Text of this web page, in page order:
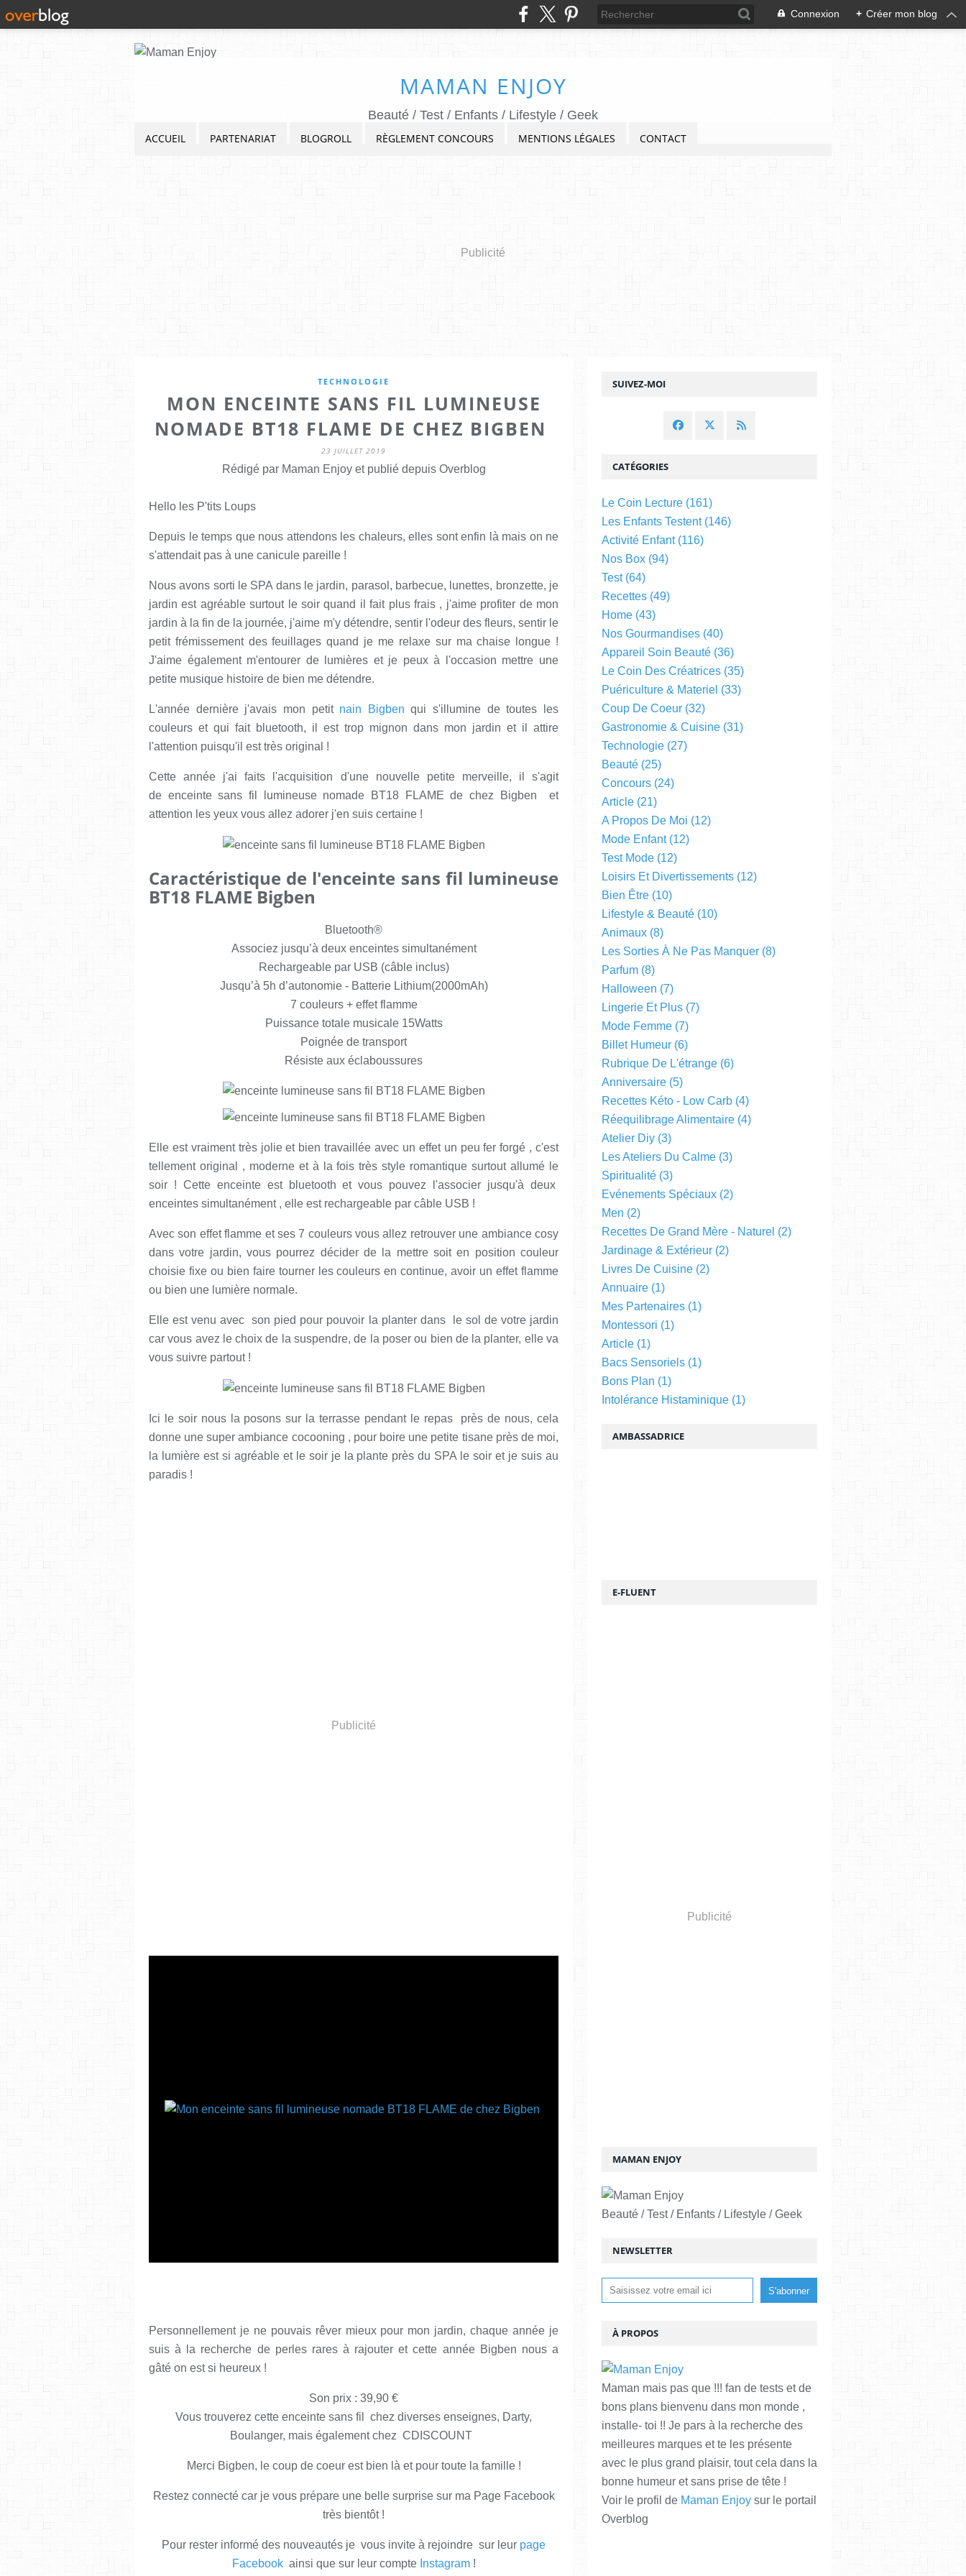
Connexion + Créer mon blog
MAMAN ENJOY
Beauté / Test / Enfants / Lifestyle / Geek
ACCUEIL PARTENARIAT BLOGROLL RÈGLEMENT CONCOURS MENTIONS LÉGALES CONTACT
Publicité
TECHNOLOGIE
MON ENCEINTE SANS FIL LUMINEUSE
NOMADE BT18 FLAME DE CHEZ BIGBEN
23 JUILLET 2019
Rédigé par Maman Enjoy et publié depuis Overblog
Hello les P'tits Loups
Depuis le temps que nous attendons les chaleurs, elles sont enfin là mais on ne
s'attendait pas à une canicule pareille !
Nous avons sorti le SPA dans le jardin, parasol, barbecue, lunettes, bronzette, je
jardin est agréable surtout le soir quand il fait plus frais , j'aime profiter de mon
jardin à la fin de la journée, j'aime m'y détendre, sentir l'odeur des fleurs, sentir le
petit frémissement des feuillages quand je me relaxe sur ma chaise longue !
J'aime également m'entourer de lumières et je peux à l'occasion mettre une
petite musique histoire de bien me détendre.
L'année dernière j'avais mon petit nain Bigben qui s'illumine de toutes les
couleurs et qui fait bluetooth, il est trop mignon dans mon jardin et il attire
l'attention puisqu'il est très original !
Cette année j'ai faits l'acquisition d'une nouvelle petite merveille, il s'agit
de enceinte sans fil lumineuse nomade BT18 FLAME de chez Bigben et
attention les yeux vous allez adorer j'en suis certaine !
Caractéristique de l'enceinte sans fil lumineuse
BT18 FLAME Bigben
Bluetooth®
Associez jusqu’à deux enceintes simultanément
Rechargeable par USB (câble inclus)
Jusqu’à 5h d’autonomie - Batterie Lithium(2000mAh)
7 couleurs + effet flamme
Puissance totale musicale 15Watts
Poignée de transport
Résiste aux éclaboussures
Elle est vraiment très jolie et bien travaillée avec un effet un peu fer forgé , c'est
tellement original , moderne et à la fois très style romantique surtout allumé le
soir ! Cette enceinte est bluetooth et vous pouvez l'associer jusqu'à deux
enceintes simultanément , elle est rechargeable par câble USB !
Avec son effet flamme et ses 7 couleurs vous allez retrouver une ambiance cosy
dans votre jardin, vous pourrez décider de la mettre soit en position couleur
choisie fixe ou bien faire tourner les couleurs en continue, avoir un effet flamme
ou bien une lumière normale.
Elle est venu avec son pied pour pouvoir la planter dans le sol de votre jardin
car vous avez le choix de la suspendre, de la poser ou bien de la planter, elle va
vous suivre partout !
Ici le soir nous la posons sur la terrasse pendant le repas près de nous, cela
donne une super ambiance cocooning , pour boire une petite tisane près de moi,
la lumière est si agréable et le soir je la plante près du SPA le soir et je suis au
paradis !
Publicité
Personnellement je ne pouvais rêver mieux pour mon jardin, chaque année je
suis à la recherche de perles rares à rajouter et cette année Bigben nous a
gâté on est si heureux !
Son prix : 39,90 €
Vous trouverez cette enceinte sans fil chez diverses enseignes, Darty,
Boulanger, mais également chez CDISCOUNT
Merci Bigben, le coup de coeur est bien là et pour toute la famille !
Restez connecté car je vous prépare une belle surprise sur ma Page Facebook
très bientôt !
Pour rester informé des nouveautés je vous invite à rejoindre sur leur page
Facebookainsi que sur leur compte Instagram!
Publicité
NEWSLETTER
SUIVEZ-MOI
MAMAN ENJOY
Beauté / Test / Enfants / Lifestyle / Geek
À PROPOS
Maman mais pas que !!! fan de tests et de
bons plans bienvenu dans mon monde ,
installe- toi !! Je pars à la recherche des
meilleures marques et te les présente
avec le plus grand plaisir, tout cela dans la
bonne humeur et sans prise de tête !
Voir le profil de Maman Enjoy sur le portail
Overblog
CATÉGORIES
Le Coin Lecture (161)
Les Enfants Testent(146)
Activité Enfant(116)
Nos Box (94)
Test(64)
Recettes (49)
Home (43)
Nos Gourmandises (40)
Appareil Soin Beauté (36)
Le Coin Des Créatrices (35)
Puériculture & Materiel (33)
Coup De Coeur (32)
Gastronomie & Cuisine (31)
Technologie (27)
Beauté (25)
Concours (24)
Article (21)
A Propos De Moi (12)
Mode Enfant(12)
Test Mode (12)
Loisirs Et Divertissements (12)
Bien Être (10)
Lifestyle & Beauté (10)
Animaux (8)
Les Sorties À Ne Pas Manquer (8)
Parfum (8)
Halloween (7)
Lingerie Et Plus (7)
Mode Femme (7)
Billet Humeur (6)
Rubrique De L'étrange (6)
Anniversaire (5)
Recettes Kéto - Low Carb (4)
Réequilibrage Alimentaire (4)
Atelier Diy (3)
Les Ateliers Du Calme (3)
Spiritualité (3)
Evénements Spéciaux (2)
Men (2)
Recettes De Grand Mère - Naturel (2)
Jardinage & Extérieur (2)
Livres De Cuisine (2)
Annuaire (1)
Mes Partenaires (1)
Montessori (1)
Article (1)
Bacs Sensoriels (1)
Bons Plan (1)
Intolérance Histaminique (1)
AMBASSADRICE
E-FLUENT